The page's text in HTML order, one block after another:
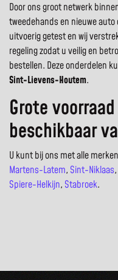
Door ons groot netwerk
tweedehands en nieuwe
uitvoerig getest en wij
regeling zodat u veilig en
bestellen. Deze onderdelen
Sint-Lievens-Houtem.
Grote
beschikbaar
U kunt bij ons met alle
Martens-Latem, Sint-Niklaas,
Spiere-Helkijn, Stabroek.